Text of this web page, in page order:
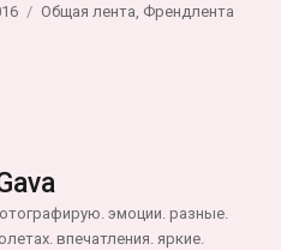
Рубрики
Общая лента, Френдлента
эмоции. разные.
впечатления. яркие.